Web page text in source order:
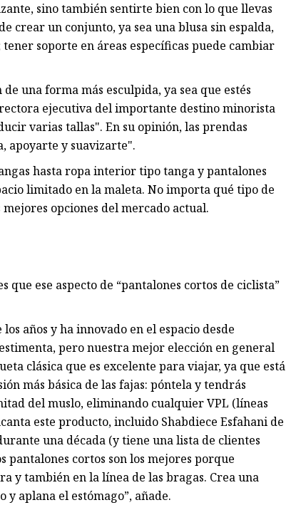
sino también sentirte bien con lo que llevas
crear un conjunto, ya sea una blusa sin espalda,
soporte en áreas específicas puede cambiar
una forma más esculpida, ya sea que estés
ejecutiva del importante destino minorista
varias tallas". En su opinión, las prendas
apoyarte y suavizarte".
hasta ropa interior tipo tanga y pantalones
limitado en la maleta. No importa qué tipo de
opciones del mercado actual.
ese aspecto de “pantalones cortos de ciclista”
años y ha innovado en el espacio desde
pero nuestra mejor elección en general
clásica que es excelente para viajar, ya que está
más básica de las fajas: póntela y tendrás
del muslo, eliminando cualquier VPL (líneas
este producto, incluido Shabdiece Esfahani de
una década (y tiene una lista de clientes
pantalones cortos son los mejores porque
y también en la línea de las bragas. Crea una
aplana el estómago”, añade.